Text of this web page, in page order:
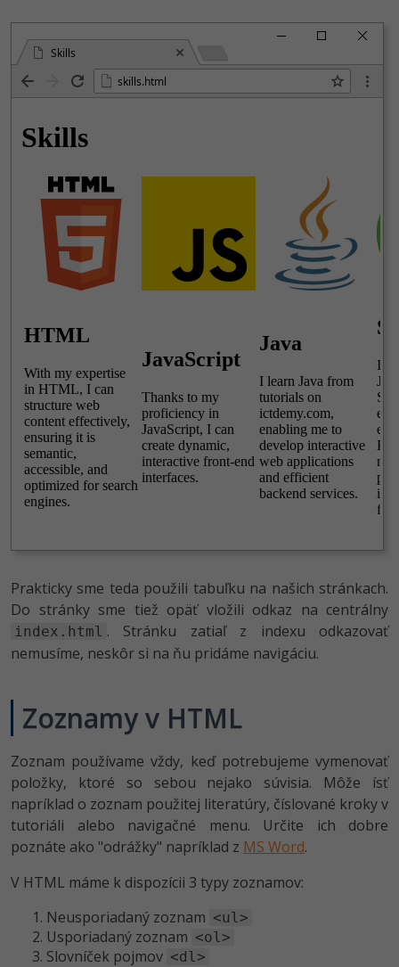
Skills
skills.html
Prakticky sme teda použili tabuľku na našich stránkach.
Do stránky sme tiež opäť vložili odkaz na centrálny
index.html . Stránku zatiaľ z indexu odkazovať
nemusíme, neskôr si na ňu pridáme navigáciu.
Zoznamy v HTML
Zoznam používame vždy, keď potrebujeme vymenovať
položky, ktoré so sebou nejako súvisia. Môže ísť
napríklad o zoznam použitej literatúry, číslované kroky v
tutoriáli alebo navigačné menu. Určite ich dobre
poznáte ako "odrážky" napríklad z MS Word.
V HTML máme k dispozícii 3 typy zoznamov:
Neusporiadaný zoznam <ul>
Usporiadaný zoznam <ol>
Slovníček pojmov <dl>